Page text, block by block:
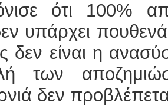
ότι 100%
υπάρχει
δεν είναι η
των
δεν